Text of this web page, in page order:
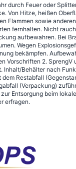
durch Feuer oder
Von Hitze, heißen
Flammen sowie anderen
fernhalten. Nicht
aufbewahren. Bei
Wegen
bekämpfen.
Vorschriften 2. SprengV
Inhalt/Behälter nach
dem Restabfall
(Verpackung)
Entsorgung beim
erfragen.